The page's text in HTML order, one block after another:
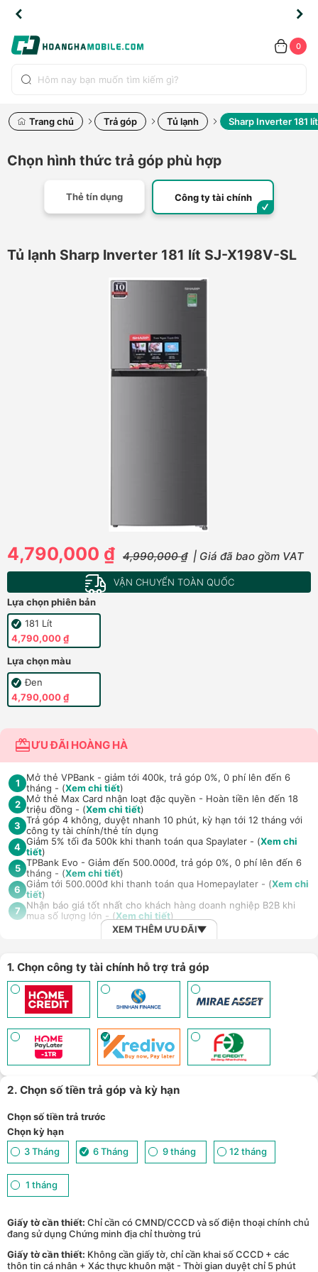
0
Trang chủ Trả góp Tủ lạnh Sharp Inverter 181
Chọn hình thức trả góp phù hợp
Thẻ tín dụng Công ty tài chính
Tủ lạnh Sharp Inverter 181 lít SJ-X198V-SL
4,790,000 ₫ 4,990,000 ₫ | Giá đã bao gồm VAT
VẬN CHUYỂN TOÀN QUỐC
Lựa chọn phiên bản
181 Lít
4,790,000 ₫
Lựa chọn màu
Đen
4,790,000 ₫
ƯU ĐÃI HOÀNG HÀ
1
Mở thẻ VPBank - giảm tới 400k, trả góp 0%, 0 phí lên đến 6
tháng - (Xem chi tiết)
2 Mở thẻ Max Card nhận loạt đặc quyền - Hoàn tiền lên đến 18
triệu đồng - (Xem chi tiết)
3 Trả góp 4 không, duyệt nhanh 10 phút, kỳ hạn tới 12 tháng với
công ty tài chính/thẻ tín dụng
4 Giảm 5% tối đa 500k khi thanh toán qua Spaylater - (Xem chi
tiết)
5 TPBank Evo - Giảm đến 500.000đ, trả góp 0%, 0 phí lên đến 6
tháng - (Xem chi tiết)
6 Giảm tới 500.000đ khi thanh toán qua Homepaylater - (Xem chi
tiết)
7
Nhận báo giá tốt nhất cho khách hàng doanh nghiệp B2B khi
mua số lượng lớn - (Xem chi tiết)
XEM THÊM ƯU ĐÃI
1. Chọn công ty tài chính hỗ trợ trả góp
2. Chọn số tiền trả góp và kỳ hạn
Chọn số tiền trả trước
Chọn kỳ hạn
3 Tháng
6 Tháng 9 tháng 12 tháng
1 tháng
Giấy tờ cần thiết: Chỉ cần có CMND/CCCD và số điện thoại chính chủ
đang sử dụng Chứng minh địa chỉ thường trú
Giấy tờ cần thiết: Không cần giấy tờ, chỉ cần khai số CCCD + các
thôn tin cá nhân + Xác thực khuôn mặt - Thời gian duyệt chỉ 5 phút